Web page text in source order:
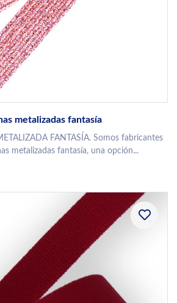
metalizadas fantasía
FANTASÍA. Somos fabricantes
metalizadas fantasía, una opción...